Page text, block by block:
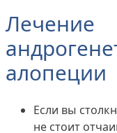
Лечение
алопеции
Если вы
не стоит